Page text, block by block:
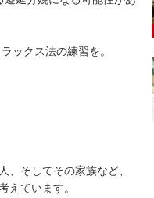
ックス法の練習を。
そしてその家族など、
えています。